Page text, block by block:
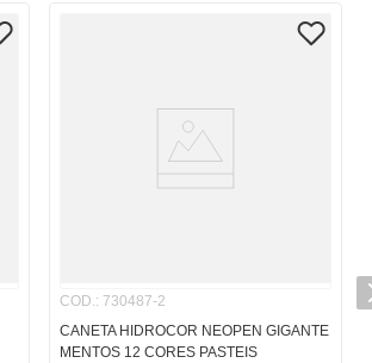
COD.: 730487-2
CANETA HIDROCOR NEOPEN GIGANTE
MENTOS 12 CORES PASTEIS